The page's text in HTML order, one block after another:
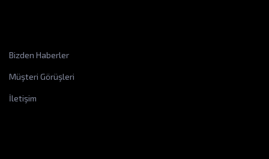
Bizden Haberler
Müşteri Görüşleri
İletişim